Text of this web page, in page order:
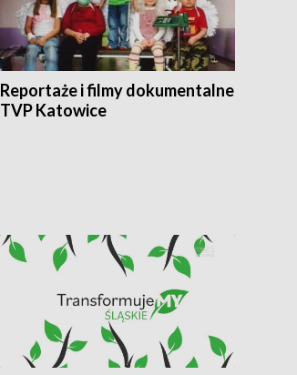
Reportaże i filmy dokumentalne
TVP Katowice